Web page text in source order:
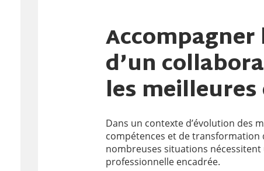
d’un
les
Dans un contexte d’évolution des
compétences et de transformation
nombreuses situations
professionnelle encadrée.